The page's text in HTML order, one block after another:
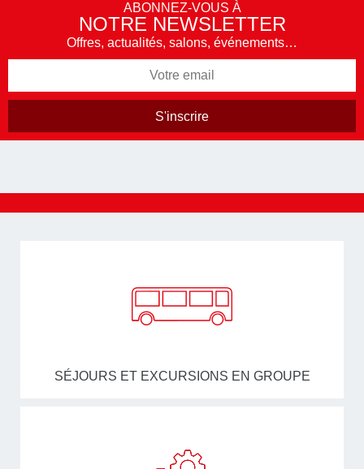
ABONNEZ-VOUS À
NOTRE NEWSLETTER
Offres, actualités, salons, événements…
SÉJOURS ET EXCURSIONS EN GROUPE